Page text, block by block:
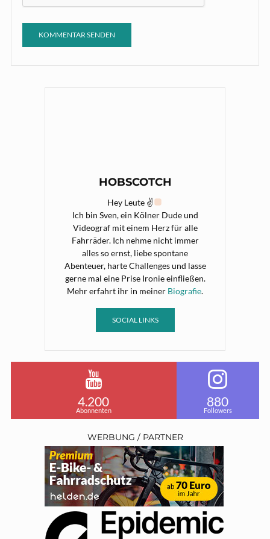
HOBSCOTCH
Hey Leute ✌
Ich bin Sven, ein Kölner Dude und
Videograf mit einem Herz für alle
Fahrräder. Ich nehme nicht immer
alles so ernst, liebe spontane
Abenteuer, harte Challenges und lasse
gerne mal eine Prise Ironie einfließen.
Mehr erfahrt ihr in meiner Biografie.
SOCIAL LINKS
4.200
Abonnenten
880
Followers
WERBUNG / PARTNER